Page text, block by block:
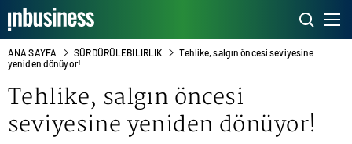
ANA SAYFA SÜRDÜRÜLEBILIRLIK
Tehlike, salgın öncesi seviyesine
yeniden dönüyor!
Tehlike, salgın öncesi
seviyesine yeniden dönüyor!